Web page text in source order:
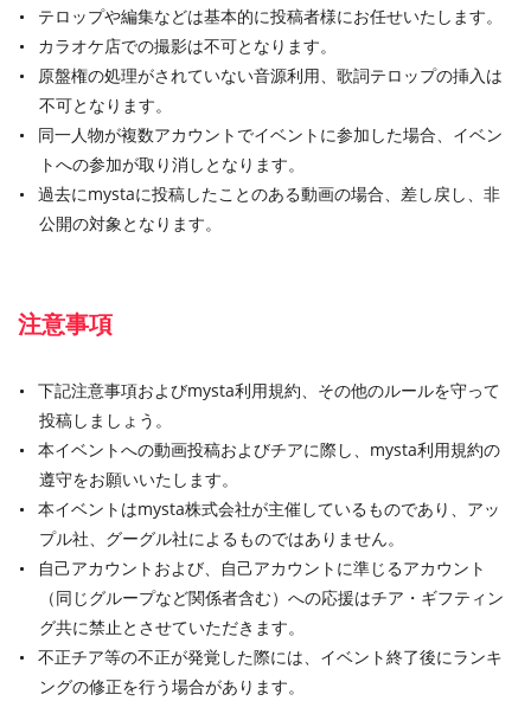
テロップや編集などは基本的に投稿者様にお任せいたします。
カラオケ店での撮影は不可となります。
原盤権の処理がされていない音源利用、歌詞テロップの挿入は
不可となります。
同一人物が複数アカウントでイベントに参加した場合、イベン
トへの参加が取り消しとなります。
過去にmystaに投稿したことのある動画の場合、差し戻し、非
公開の対象となります。
注意事項
下記注意事項およびmysta利用規約、その他のルールを守って
投稿しましょう。
本イベントへの動画投稿およびチアに際し、mysta利用規約の
遵守をお願いいたします。
本イベントはmysta株式会社が主催しているものであり、アッ
プル社、グーグル社によるものではありません。
自己アカウントおよび、自己アカウントに準じるアカウント
（同じグループなど関係者含む）への応援はチア・ギフティン
グ共に禁止とさせていただきます。
不正チア等の不正が発覚した際には、イベント終了後にランキ
ングの修正を行う場合があります。